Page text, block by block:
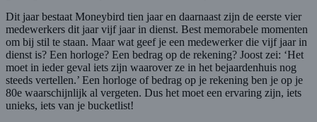
Dit jaar bestaat Moneybird tien jaar en daarnaast zijn de eerste vier
medewerkers dit jaar vijf jaar in dienst. Best memorabele momenten
om bij stil te staan. Maar wat geef je een medewerker die vijf jaar in
dienst is? Een horloge? Een bedrag op de rekening? Joost zei: ‘Het
moet in ieder geval iets zijn waarover ze in het bejaardenhuis nog
steeds vertellen.’ Een horloge of bedrag op je rekening ben je op je
80e waarschijnlijk al vergeten. Dus het moet een ervaring zijn, iets
unieks, iets van je bucketlist!